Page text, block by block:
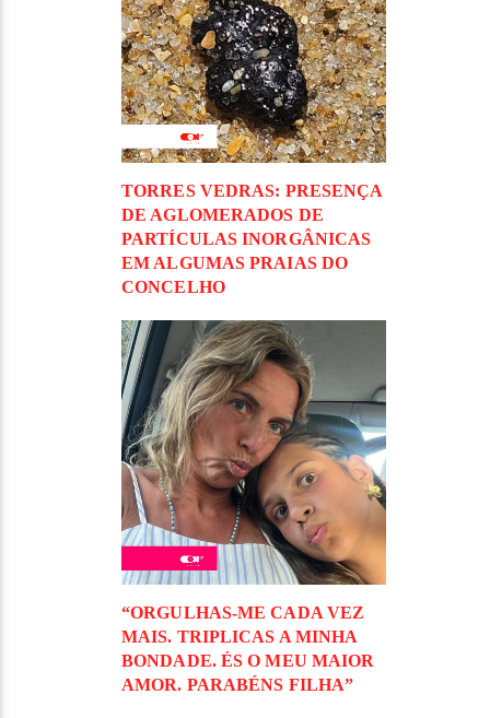
TORRES VEDRAS: PRESENÇA
DE AGLOMERADOS DE
PARTÍCULAS INORGÂNICAS
EM ALGUMAS PRAIAS DO
CONCELHO
“ORGULHAS-ME CADA VEZ
MAIS. TRIPLICAS A MINHA
BONDADE. ÉS O MEU MAIOR
AMOR. PARABÉNS FILHA”